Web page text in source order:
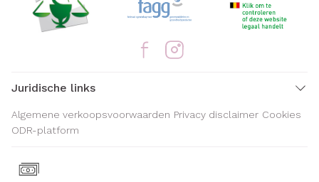
Juridische links
Algemene verkoopsvoorwaarden Privacy disclaimer Cookies
ODR-platform